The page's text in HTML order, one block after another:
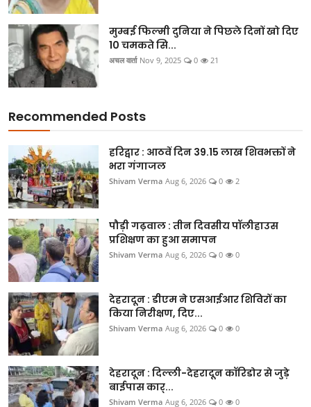
मुम्बई फिल्मी दुनिया ने पिछले दिनों खो दिए
10 चमकते सि...
अचल वार्ता Nov 9, 2025 0 21
Recommended Posts
हरिद्वार : आठवें दिन 39.15 लाख शिवभक्तों ने
भरा गंगाजल
Shivam Verma Aug 6, 2026 0 2
पौड़ी गढ़वाल : तीन दिवसीय पॉलीहाउस
प्रशिक्षण का हुआ समापन
Shivam Verma Aug 6, 2026 0 0
देहरादून : डीएम ने एसआईआर शिविरों का
किया निरीक्षण, दिए...
Shivam Verma Aug 6, 2026 0 0
देहरादून : दिल्ली-देहरादून कॉरिडोर से जुड़े
बाईपास कार्...
Shivam Verma Aug 6, 2026 0 0